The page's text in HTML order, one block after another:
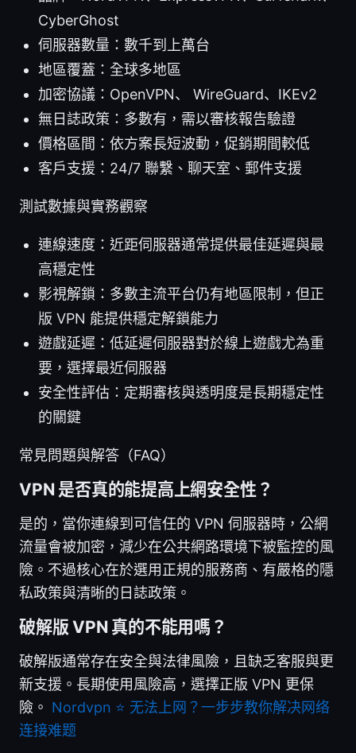
CyberGhost
伺服器數量：數千到上萬台
地區覆蓋：全球多地區
加密協議：OpenVPN、 WireGuard、IKEv2
無日誌政策：多數有，需以審核報告驗證
價格區間：依方案長短波動，促銷期間較低
客戶支援：24/7 聯繫、聊天室、郵件支援
測試數據與實務觀察
連線速度：近距伺服器通常提供最佳延遲與最
高穩定性
影視解鎖：多數主流平台仍有地區限制，但正
版 VPN 能提供穩定解鎖能力
遊戲延遲：低延遲伺服器對於線上遊戲尤為重
要，選擇最近伺服器
安全性評估：定期審核與透明度是長期穩定性
的關鍵
常見問題與解答（FAQ）
VPN 是否真的能提高上網安全性？
是的，當你連線到可信任的 VPN 伺服器時，公網
流量會被加密，減少在公共網路環境下被監控的風
險。不過核心在於選用正規的服務商、有嚴格的隱
私政策與清晰的日誌政策。
破解版 VPN 真的不能用嗎？
破解版通常存在安全與法律風險，且缺乏客服與更
新支援。長期使用風險高，選擇正版 VPN 更保
險。 Nordvpn ⭐ 无法上网？一步步教你解决网络
连接难题